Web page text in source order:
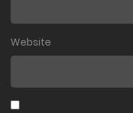
Website